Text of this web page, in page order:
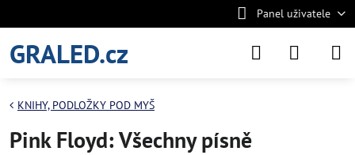
Panel uživatele
GRALED.cz
KNIHY, PODLOŽKY POD MYŠ
Pink Floyd: Všechny písně